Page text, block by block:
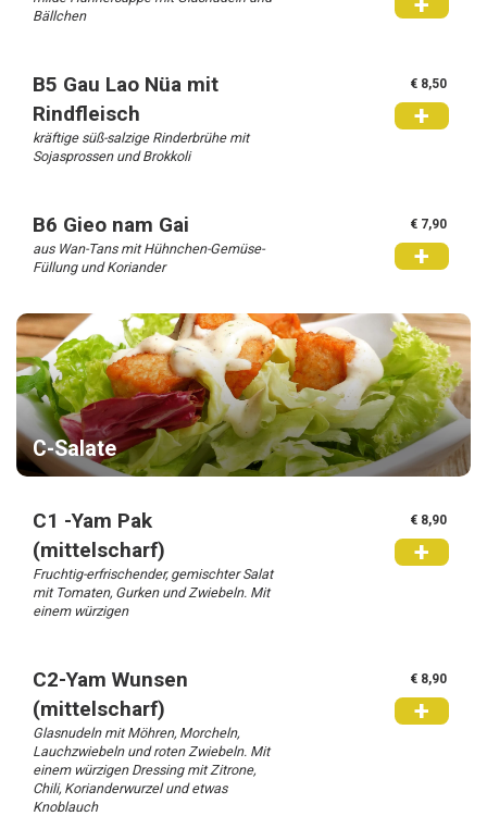
Bällchen
B5 Gau Lao Nüa mit
Rindfleisch
kräftige süß-salzige Rinderbrühe mit
Sojasprossen und Brokkoli
€ 8,50
+
B6 Gieo nam Gai
aus Wan-Tans mit Hühnchen-Gemüse-
Füllung und Koriander
€ 7,90
+
C-Salate
C1 -Yam Pak
(mittelscharf)
Fruchtig-erfrischender, gemischter Salat
mit Tomaten, Gurken und Zwiebeln. Mit
einem würzigen
€ 8,90
+
C2-Yam Wunsen
(mittelscharf)
Glasnudeln mit Möhren, Morcheln,
Lauchzwiebeln und roten Zwiebeln. Mit
einem würzigen Dressing mit Zitrone,
Chili, Korianderwurzel und etwas
Knoblauch
€ 8,90
+